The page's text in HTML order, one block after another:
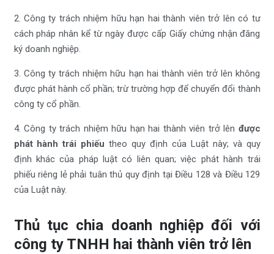
2. Công ty trách nhiệm hữu hạn hai thành viên trở lên có tư
cách pháp nhân kể từ ngày được cấp Giấy chứng nhận đăng
ký doanh nghiệp.
3. Công ty trách nhiệm hữu hạn hai thành viên trở lên không
được phát hành cổ phần; trừ trường hợp để chuyển đổi thành
công ty cổ phần.
4. Công ty trách nhiệm hữu hạn hai thành viên trở lên được
phát hành trái phiếu theo quy định của Luật này; và quy
định khác của pháp luật có liên quan; việc phát hành trái
phiếu riêng lẻ phải tuân thủ quy định tại Điều 128 và Điều 129
của Luật này.
Thủ tục chia doanh nghiệp đối với
công ty TNHH hai thành viên trở lên